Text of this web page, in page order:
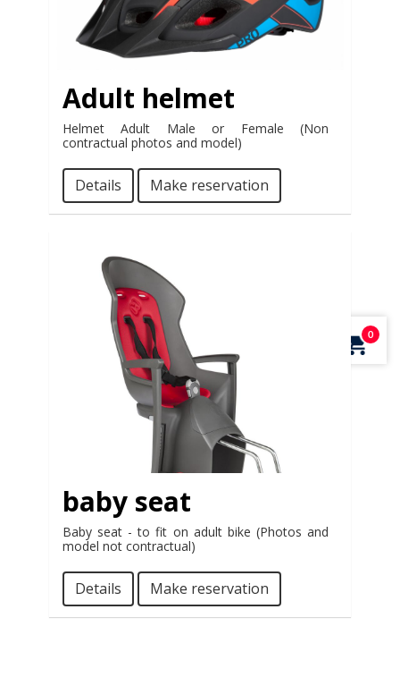
0
Adult helmet
Helmet Adult Male or Female (Non
contractual photos and model)
Details Make reservation
baby seat
Baby seat - to fit on adult bike (Photos and
model not contractual)
Details Make reservation